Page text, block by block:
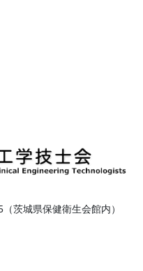
茨城県保健衛生会館内）